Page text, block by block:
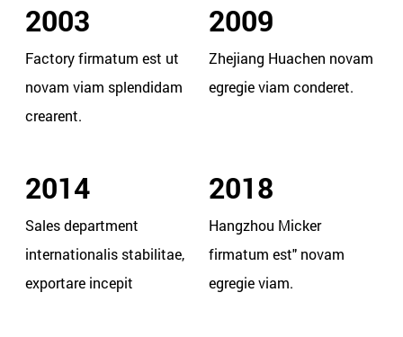
2003
Factory firmatum est ut
novam viam splendidam
crearent.
2009
Zhejiang Huachen novam
egregie viam conderet.
2014
Sales department
internationalis stabilitae,
exportare incepit
2018
Hangzhou Micker
firmatum est" novam
egregie viam.